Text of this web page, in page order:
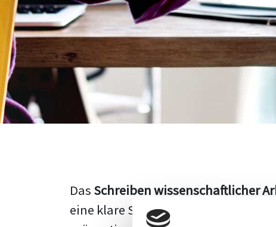
Das Schreiben wissenschaftlicher
eine klare Struktur, einen